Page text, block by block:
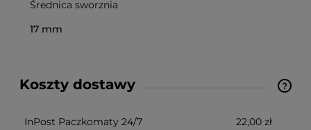
Średnica sworznia
17 mm
Koszty dostawy
Ze względu na niestandardowe wymiary produktu,
Możliwy również odbiór osobisty.
InPost Paczkomaty 24/7 22,00 zł